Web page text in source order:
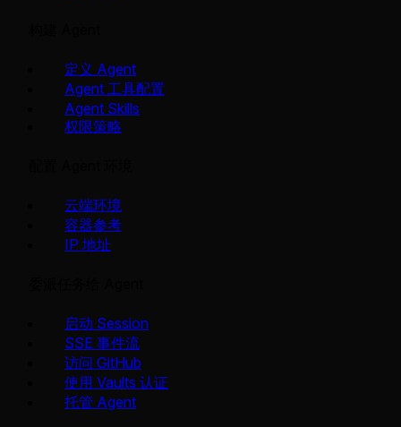
定义 Agent
Agent 工具配置
Agent Skills
权限策略
云端环境
容器参考
IP 地址
启动 Session
SSE 事件流
访问 GitHub
使用 Vaults 认证
托管 Agent